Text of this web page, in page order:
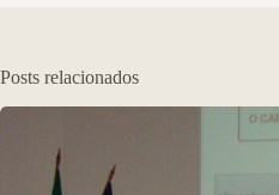
Posts relacionados